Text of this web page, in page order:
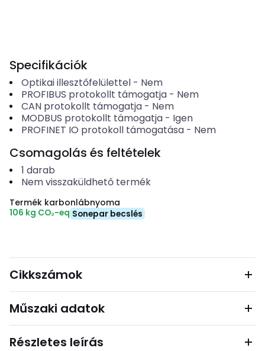
Specifikációk
Optikai illesztőfelülettel- Nem
PROFIBUS protokollt támogatja- Nem
CAN protokollt támogatja- Nem
MODBUS protokollt támogatja- Igen
PROFINET IO protokoll támogatása- Nem
Csomagolás és feltételek
1 darab
Nem visszaküldhető termék
Termék karbonlábnyoma
106 kg CO₂-eq Sonepar becslés
Cikkszámok
Műszaki adatok
Részletes leírás